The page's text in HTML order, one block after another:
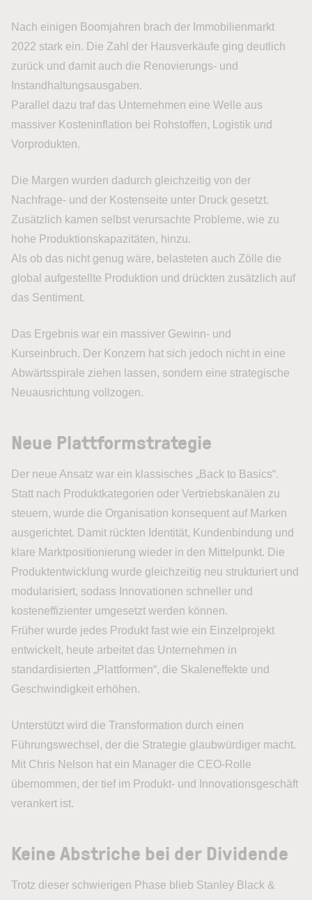
Nach einigen Boomjahren brach der Immobilienmarkt
2022 stark ein. Die Zahl der Hausverkäufe ging deutlich
zurück und damit auch die Renovierungs- und
Instandhaltungsausgaben.
Parallel dazu traf das Unternehmen eine Welle aus
massiver Kosteninflation bei Rohstoffen, Logistik und
Vorprodukten.
Die Margen wurden dadurch gleichzeitig von der
Nachfrage- und der Kostenseite unter Druck gesetzt.
Zusätzlich kamen selbst verursachte Probleme, wie zu
hohe Produktionskapazitäten, hinzu.
Als ob das nicht genug wäre, belasteten auch Zölle die
global aufgestellte Produktion und drückten zusätzlich auf
das Sentiment.
Das Ergebnis war ein massiver Gewinn- und
Kurseinbruch. Der Konzern hat sich jedoch nicht in eine
Abwärtsspirale ziehen lassen, sondern eine strategische
Neuausrichtung vollzogen.
Neue Plattformstrategie
Der neue Ansatz war ein klassisches „Back to Basics“.
Statt nach Produktkategorien oder Vertriebskanälen zu
steuern, wurde die Organisation konsequent auf Marken
ausgerichtet. Damit rückten Identität, Kundenbindung und
klare Marktpositionierung wieder in den Mittelpunkt. Die
Produktentwicklung wurde gleichzeitig neu strukturiert und
modularisiert, sodass Innovationen schneller und
kosteneffizienter umgesetzt werden können.
Früher wurde jedes Produkt fast wie ein Einzelprojekt
entwickelt, heute arbeitet das Unternehmen in
standardisierten „Plattformen“, die Skaleneffekte und
Geschwindigkeit erhöhen.
Unterstützt wird die Transformation durch einen
Führungswechsel, der die Strategie glaubwürdiger macht.
Mit Chris Nelson hat ein Manager die CEO-Rolle
übernommen, der tief im Produkt- und Innovationsgeschäft
verankert ist.
Keine Abstriche bei der Dividende
Trotz dieser schwierigen Phase blieb Stanley Black &